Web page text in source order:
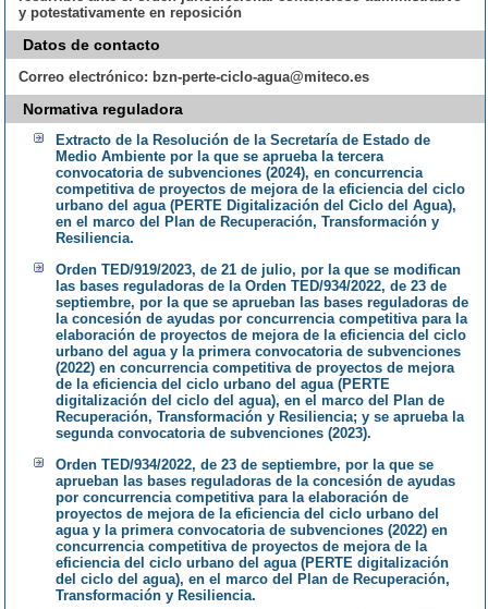
y potestativamente en reposición
Datos de contacto
Correo electrónico: bzn-perte-ciclo-agua@miteco.es
Normativa reguladora
Extracto de la Resolución de la Secretaría de Estado de
Medio Ambiente por la que se aprueba la tercera
convocatoria de subvenciones (2024), en concurrencia
competitiva de proyectos de mejora de la eficiencia del ciclo
urbano del agua (PERTE Digitalización del Ciclo del Agua),
en el marco del Plan de Recuperación, Transformación y
Resiliencia.
Orden TED/919/2023, de 21 de julio, por la que se modifican
las bases reguladoras de la Orden TED/934/2022, de 23 de
septiembre, por la que se aprueban las bases reguladoras de
la concesión de ayudas por concurrencia competitiva para la
elaboración de proyectos de mejora de la eficiencia del ciclo
urbano del agua y la primera convocatoria de subvenciones
(2022) en concurrencia competitiva de proyectos de mejora
de la eficiencia del ciclo urbano del agua (PERTE
digitalización del ciclo del agua), en el marco del Plan de
Recuperación, Transformación y Resiliencia; y se aprueba la
segunda convocatoria de subvenciones (2023).
Orden TED/934/2022, de 23 de septiembre, por la que se
aprueban las bases reguladoras de la concesión de ayudas
por concurrencia competitiva para la elaboración de
proyectos de mejora de la eficiencia del ciclo urbano del
agua y la primera convocatoria de subvenciones (2022) en
concurrencia competitiva de proyectos de mejora de la
eficiencia del ciclo urbano del agua (PERTE digitalización
del ciclo del agua), en el marco del Plan de Recuperación,
Transformación y Resiliencia.